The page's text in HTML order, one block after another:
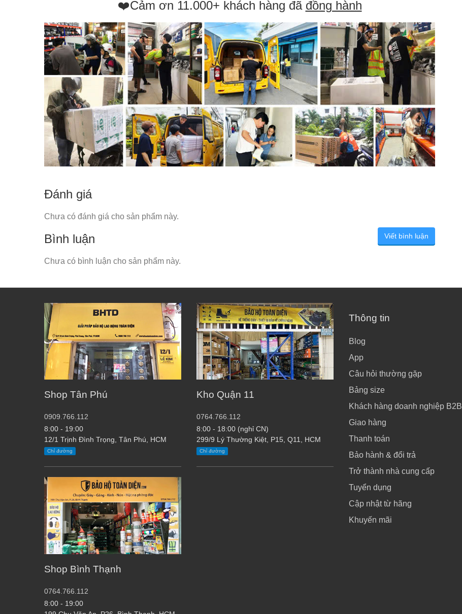
❤️Cảm ơn 11.000+ khách hàng đã đồng hành
Đánh giá
Chưa có đánh giá cho sản phẩm này.
Viết bình luận
Bình luận
Chưa có bình luận cho sản phẩm này.
Shop Tân Phú
0909.766.112
8:00 - 19:00
12/1 Trịnh Đình Trọng, Tân Phú, HCM
Chỉ đường
Shop Bình Thạnh
0764.766.112
8:00 - 19:00
Kho Quận 11
0764.766.112
8:00 - 18:00 (nghỉ CN)
299/9 Lý Thường Kiệt, P15, Q11, HCM
Chỉ đường
Thông tin
Blog
App
Câu hỏi thường gặp
Bảng size
Khách hàng doanh nghiệp B2B
Giao hàng
Thanh toán
Bảo hành & đổi trả
Trở thành nhà cung cấp
Tuyển dụng
Cập nhật từ hãng
Khuyến mãi